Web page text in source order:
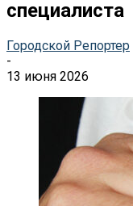
специалиста
Городской Репортер
-
13 июня 2026